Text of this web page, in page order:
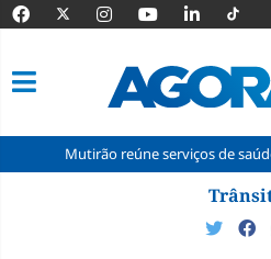
reúne serviços de saúde e